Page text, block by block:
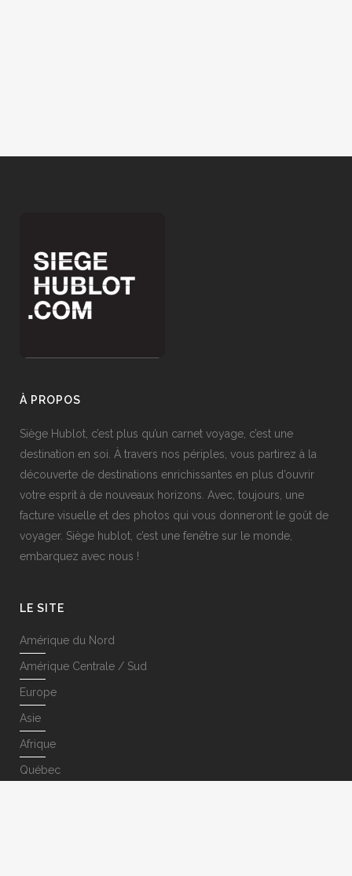
À PROPOS
Siège Hublot, c’est plus qu’un carnet voyage, c’est une
destination en soi. À travers nos périples, vous partirez à la
découverte de destinations enrichissantes en plus d’ouvrir
votre esprit à de nouveaux horizons. Avec, toujours, une
facture visuelle et des photos qui vous donneront le goût de
voyager. Siège hublot, c’est une fenêtre sur le monde,
embarquez avec nous !
LE SITE
Amérique du Nord
Amérique Centrale / Sud
Europe
Asie
Afrique
Québec